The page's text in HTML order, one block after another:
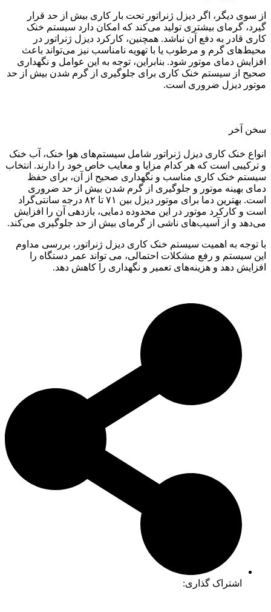
از سوی دیگر، اگر دیزل ژنراتور تحت بار کاری بیش از حد قرار
گیرد، گرمای بیشتری تولید می‌کند که امکان دارد سیستم خنک
‌کاری قادر به دفع آن نباشد. همچنین، کارکرد دیزل ژنراتور در
محیط‌های گرم و مرطوب یا با تهویه نامناسب نیز می‌تواند باعث
افزایش دمای موتور شود. بنابراین، توجه به این عوامل و نگهداری
صحیح از سیستم خنک ‌کاری برای جلوگیری از گرم شدن بیش از حد
موتور دیزل ضروری است.
سخن آخر
انواع خنک کاری دیزل ژنراتور شامل سیستم‌های هوا خنک، آب خنک
و ترکیبی است که هر کدام مزایا و معایب خاص خود را دارند. انتخاب
سیستم خنک ‌کاری مناسب و نگهداری صحیح از آن، برای حفظ
دمای بهینه موتور و جلوگیری از گرم شدن بیش از حد ضروری
است. بهترین دما برای موتور دیزل بین ۷۱ تا ۸۲ درجه سانتی‌گراد
است و کارکرد موتور در این محدوده دمایی، بازدهی آن را افزایش
می‌دهد و از آسیب‌های ناشی از گرمای بیش از حد جلوگیری می‌کند.
با توجه به اهمیت سیستم خنک‌ کاری دیزل ژنراتور، بررسی مداوم
این سیستم و رفع مشکلات احتمالی، می‌ تواند عمر دستگاه را
افزایش دهد و هزینه‌های تعمیر و نگهداری را کاهش دهد.
اشتراک گذاری: